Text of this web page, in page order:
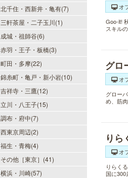
北千住・西新井・亀有(7)
三軒茶屋・二子玉川(1)
成城・祖師谷(6)
赤羽・王子・板橋(3)
町田・多摩(22)
錦糸町・亀戸・新小岩(10)
吉祥寺・三鷹(12)
立川・八王子(15)
調布・府中(7)
西東京周辺(2)
福生・青梅(4)
その他［東京］(41)
横浜・川崎(57)
オ
Goo-it!
スキル
グロ
オ
グロー
め、筋
りら
オ
りらく
国に300